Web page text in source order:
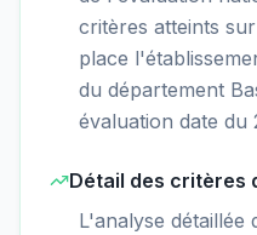
critères atteints
place
du département
évaluation date du
Détail des critères
L'analyse détaillée